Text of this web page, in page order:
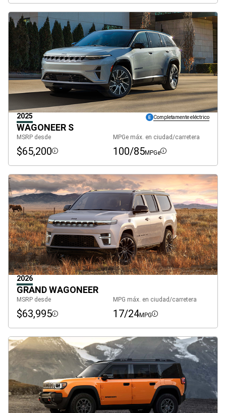
2025 Completamente eléctrico
WAGONEER S
MSRP desde
$65,200 Disclosure
MPGe máx. en ciudad/carretera
100/85MPGe Disclosure
2026
GRAND WAGONEER
MSRP desde
$63,995 Disclosure
MPG máx. en ciudad/carretera
17/24MPG Disclosure